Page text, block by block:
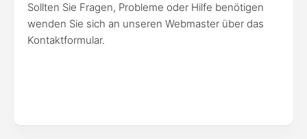
Sollten Sie Fragen, Probleme oder Hilfe benötigen
wenden Sie sich an unseren Webmaster über das
Kontaktformular.